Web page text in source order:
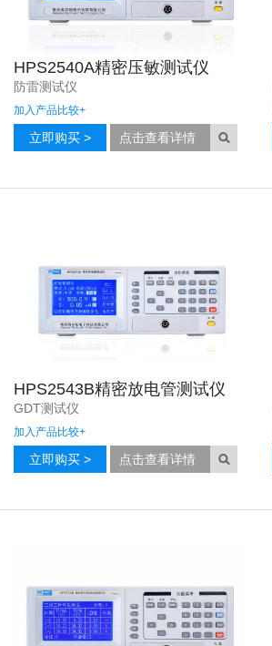
HPS2540A精密压敏测试仪
防雷测试仪
加入产品比较+
立即购买 > 点击查看详情
HPS2543B精密放电管测试仪
GDT测试仪
加入产品比较+
立即购买 > 点击查看详情